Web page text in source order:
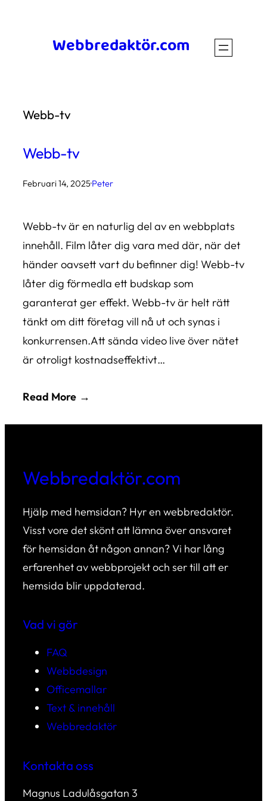
Webbredaktör.com
Webb-tv
Webb-tv
Februari 14, 2025·Peter
Webb-tv är en naturlig del av en webbplats
innehåll. Film låter dig vara med där, när det
händer oavsett vart du befinner dig! Webb-tv
låter dig förmedla ett budskap som
garanterat ger effekt. Webb-tv är helt rätt
tänkt om ditt företag vill nå ut och synas i
konkurrensen.Att sända video live över nätet
är otroligt kostnadseffektivt…
Read More
Webbredaktör.com
Hjälp med hemsidan? Hyr en webbredaktör.
Visst vore det skönt att lämna över ansvaret
för hemsidan åt någon annan? Vi har lång
erfarenhet av webbprojekt och ser till att er
hemsida blir uppdaterad.
Vad vi gör
FAQ
Webbdesign
Officemallar
Text & innehåll
Webbredaktör
Kontakta oss
Magnus Ladulåsgatan 3